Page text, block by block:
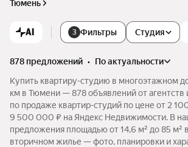
Тюмень
AI 3 Фильтры Студия
878 предложений •
по актуальности
Купить квартиру-студию в многоэтажном
км в Тюмени — 878 объявлений от агентств
по продаже квартир-студий по цене от 2
9 500 000 ₽ на Яндекс Недвижимости. В
предложения площадью от 14,6 м² до 85 м²
вторичном жилье — фото, планировки и